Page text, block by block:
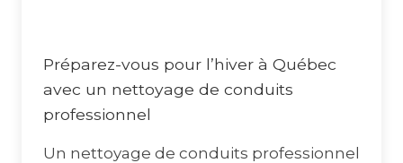
Préparez-vous pour l’hiver à Québec
avec un nettoyage de conduits
professionnel
Un nettoyage de conduits professionnel